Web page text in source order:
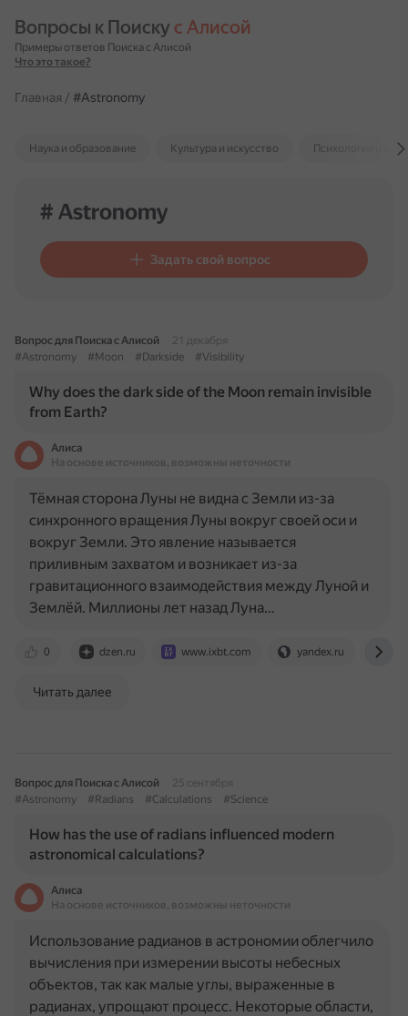
Вопросы к Поиску с Алисой
Примеры ответов Поиска с Алисой
Что это такое?
Главная / #Astronomy
Наука и образование Культура и искусство Психология и
# Astronomy
Задать свой вопрос
Вопрос для Поиска с Алисой
21 декабря
#Astronomy
#Moon #Darkside #Visibility
Why does the dark side of the Moon remain invisible
from Earth?
Алиса
На основе источников, возможны неточности
0 dzen.ru www.ixbt.com yandex.ru
Тёмная сторона Луны не видна с Земли из-за
синхронного вращения Луны вокруг своей оси и
вокруг Земли. Это явление называется
приливным захватом и возникает из-за
гравитационного взаимодействия между Луной и
Землёй. Миллионы лет назад Луна…
Читать далее
Вопрос для Поиска с Алисой
25 сентября
#Astronomy
#Radians #Calculations #Science
How has the use of radians influenced modern
astronomical calculations?
Алиса
На основе источников, возможны неточности
Использование радианов в астрономии облегчило
вычисления при измерении высоты небесных
объектов, так как малые углы, выраженные в
радианах, упрощают процесс. Некоторые области,